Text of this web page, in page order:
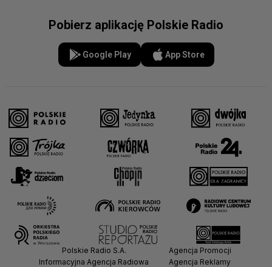
Pobierz aplikację Polskie Radio
Google Play App Store
Polskie Radio S.A.
Informacyjna Agencja Radiowa
Agencja Promocji
Agencja Reklamy